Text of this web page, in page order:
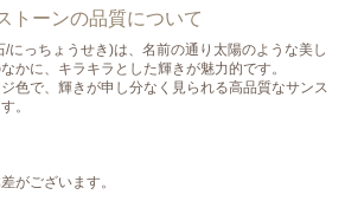
トーンの品質について
にっちょうせき)は、名前の通り太陽のような美し
かに、キラキラとした輝きが魅力的です。
色で、輝きが申し分なく見られる高品質なサンス
。
がございます。